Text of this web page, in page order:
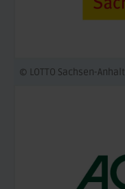
© LOTTO Sachsen-Anhalt